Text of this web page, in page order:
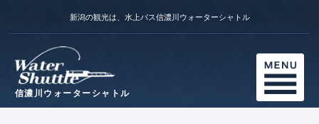
新潟の観光は、水上バス信濃川ウォーターシャトル
信濃川ウォーターシャトル